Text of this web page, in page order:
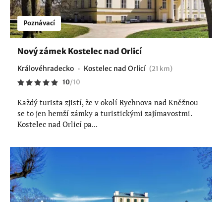
Poznávací
Nový zámek Kostelec nad Orlicí
Královéhradecko Kostelec nad Orlicí (21 km)
10/10
Každý turista zjistí, že v okolí Rychnova nad Kněžnou
se to jen hemží zámky a turistickými zajímavostmi.
Kostelec nad Orlicí pa...